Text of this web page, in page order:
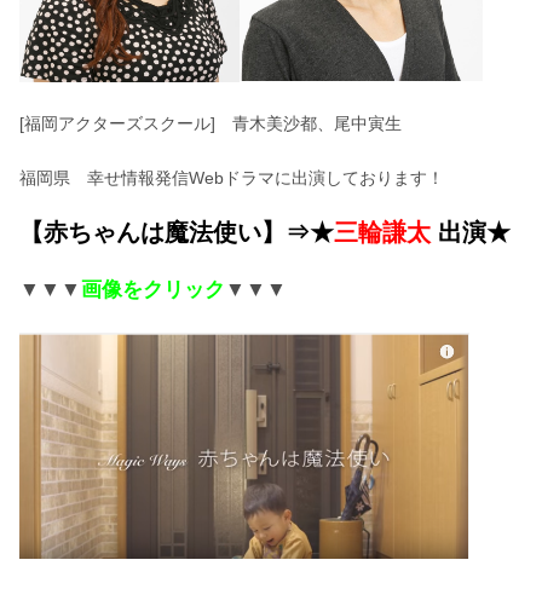
[福岡アクターズスクール] 青木美沙都、尾中寅生
福岡県 幸せ情報発信Webドラマに出演しております！
【赤ちゃんは魔法使い】⇒★三輪謙太 出演★
▼▼▼画像をクリック ▼▼▼